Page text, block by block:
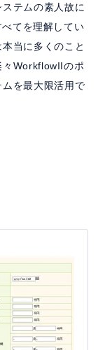
テムの素人故に
てを理解してい
当に多くのこと
々WorkflowIIのポ
を最大限活用で